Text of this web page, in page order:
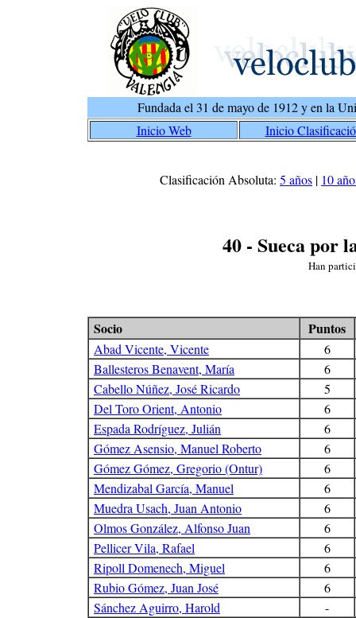
Fundada el 31 de mayo de 1912 y en la
Inicio Web
Inicio
Clasificación Absoluta: 5 años | 10
40 - Sueca por
Han
Socio Puntos
Abad Vicente, Vicente
6
Ballesteros Benavent, María
6
Cabello Núñez, José Ricardo
5
Del Toro Orient, Antonio
6
Espada Rodríguez, Julián
6
Gómez Asensio, Manuel Roberto
6
Gómez Gómez, Gregorio (Ontur)
6
Mendizabal García, Manuel
6
Muedra Usach, Juan Antonio
6
Olmos González, Alfonso Juan
6
Pellicer Vila, Rafael
6
Ripoll Domenech, Miguel
6
Rubio Gómez, Juan José
6
Sánchez Aguirro, Harold
-